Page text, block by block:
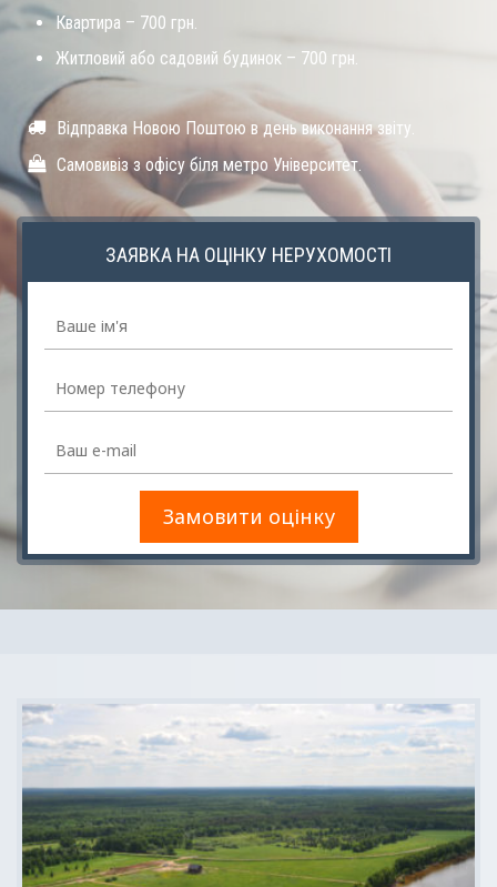
Квартира – 700 грн.
Житловий або садовий будинок – 700 грн.
Відправка Новою Поштою в день виконання звіту.
Самовивіз з офісу біля метро Університет.
ЗАЯВКА НА ОЦІНКУ НЕРУХОМОСТІ